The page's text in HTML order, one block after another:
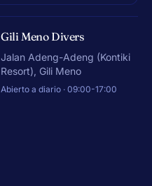
Gili Meno Divers
Jalan Adeng-Adeng (Kontiki
Resort), Gili Meno
Abierto a diario · 09:00-17:00